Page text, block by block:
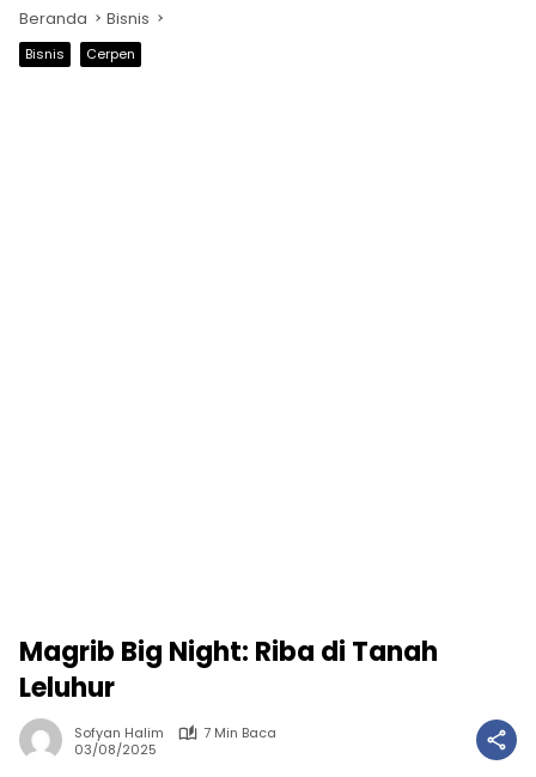
Beranda Bisnis
Bisnis Cerpen
Magrib Big Night: Riba di Tanah
Leluhur
Sofyan Halim
7 Min Baca
03/08/2025